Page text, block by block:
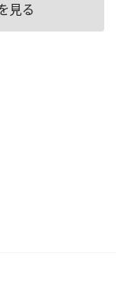
見る